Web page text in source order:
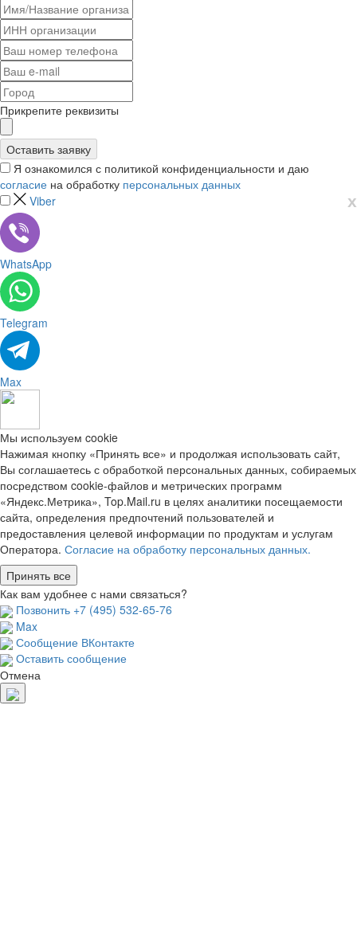
Прикрепите реквизиты
Я ознакомился с политикой конфиденциальности и даю
согласие на обработку персональных данных
х
Viber
WhatsApp
Telegram
Max
Мы используем cookie
Нажимая кнопку «Принять все» и продолжая использовать сайт,
Вы соглашаетесь с обработкой персональных данных, собираемых
посредством cookie-файлов и метрических программ
«Яндекс.Метрика», Top.Mail.ru в целях аналитики посещаемости
сайта, определения предпочтений пользователей и
предоставления целевой информации по продуктам и услугам
Оператора. Согласие на обработку персональных данных.
Принять все
Как вам удобнее с нами связаться?
Позвонить +7 (495) 532-65-76
Max
Сообщение ВКонтакте
Оставить сообщение
Отмена